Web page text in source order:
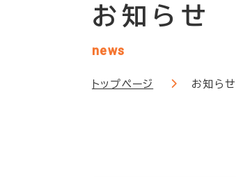
お知らせ
news
トップページ お知らせ